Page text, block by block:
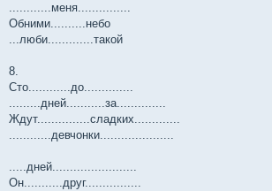
............меня...............
Обними..........небо
...люби.............такой
8.
Сто............до..............
.........дней...........за..............
Ждут...............сладких.............
............девчонки.....................
.....дней........................
Он...........друг................